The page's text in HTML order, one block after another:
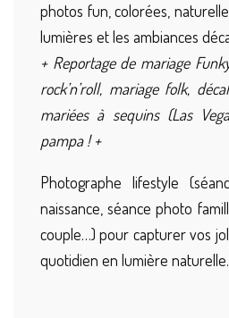
photos fun, colorées,
lumières et les ambiances
+ Reportage de mariage
rock’n’roll, mariage folk,
mariées à sequins (Las
pampa ! +
Photographe lifestyle
naissance, séance photo
couple…) pour capturer vos
quotidien en lumière naturelle.